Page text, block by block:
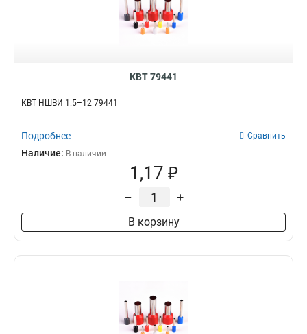
КВТ 79441
КВТ НШВИ 1.5–12 79441
Подробнее Сравнить
Наличие: В наличии
1,17 ₽
– +
В корзину